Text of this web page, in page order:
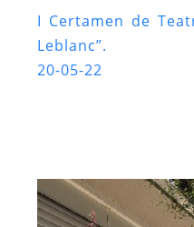
I Certamen de
Leblanc”.
20-05-22